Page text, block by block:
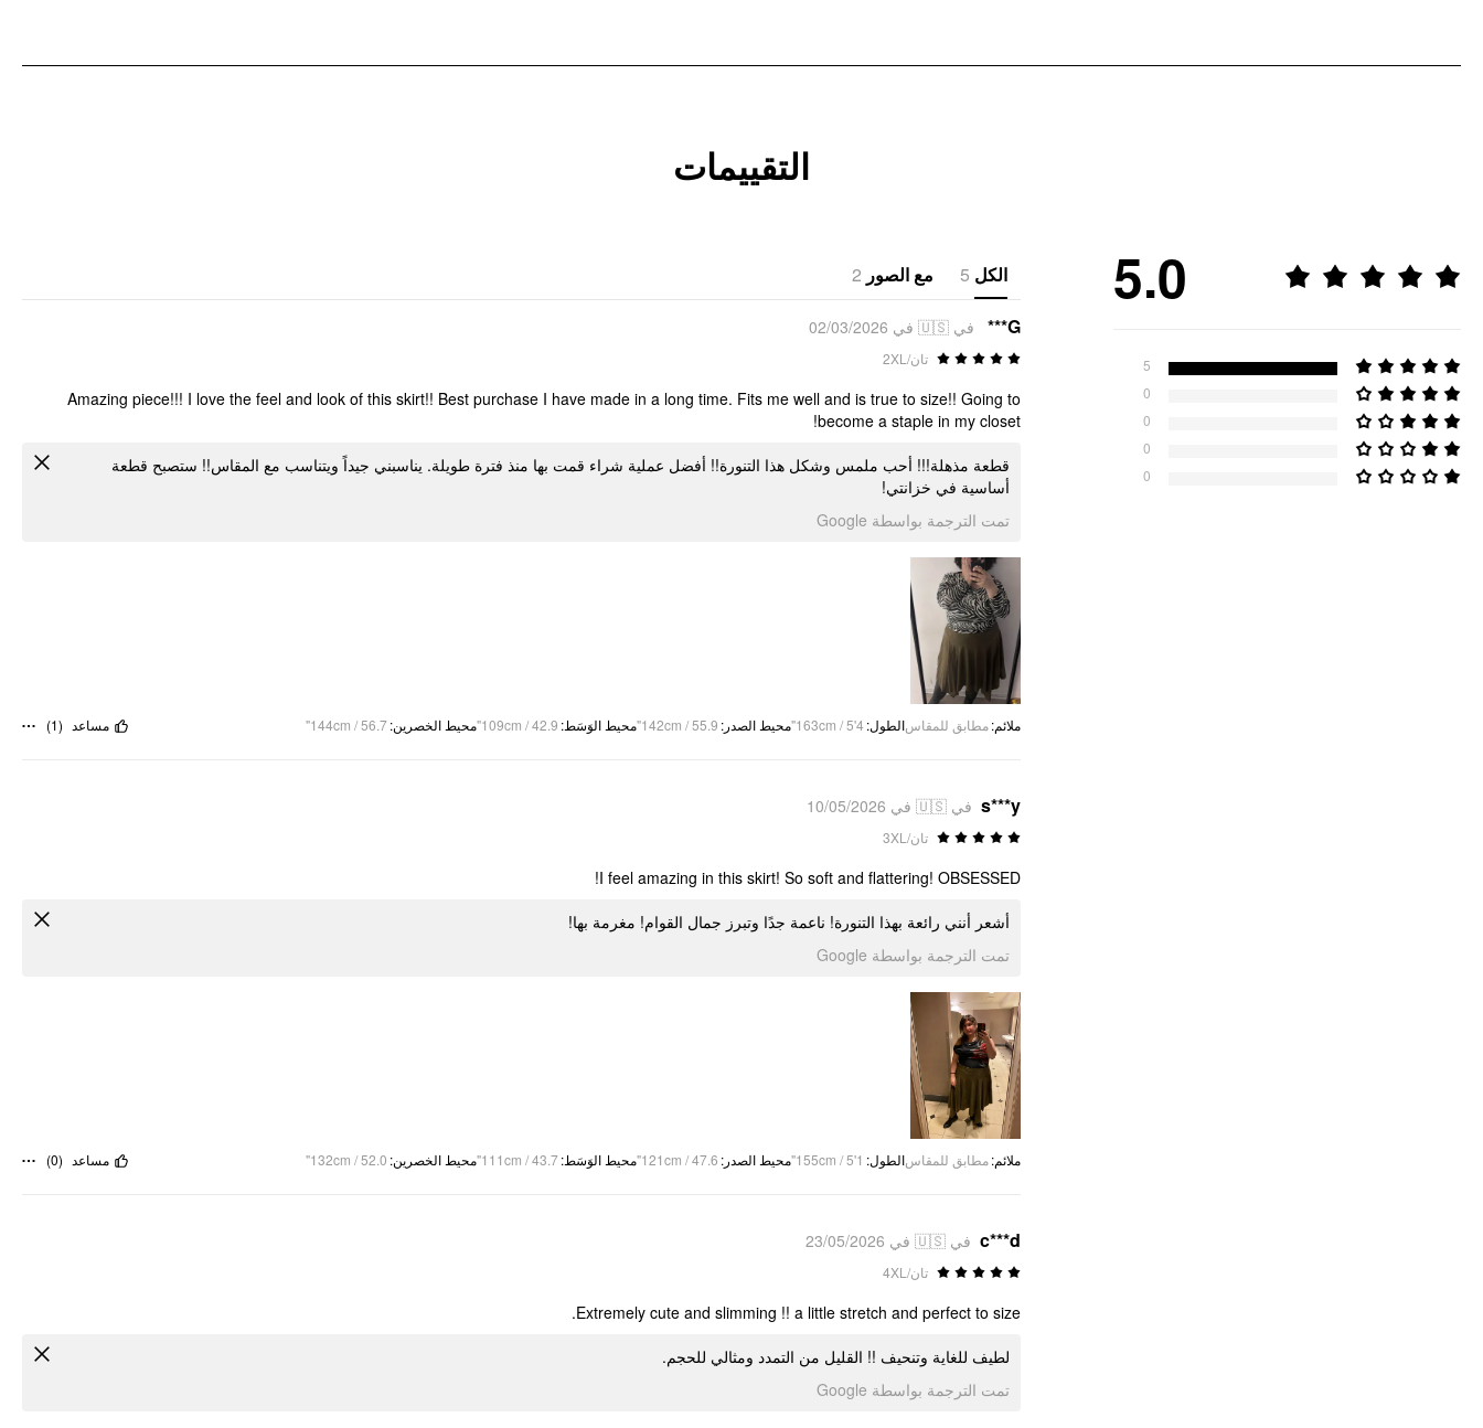
التقييمات
5.0
5
0
0
0
0
الكل 5 مع الصور 2
G*** في 🇺🇸 في 02/03/2026
تان/2XL
Amazing piece!!! I love the feel and look of this skirt!! Best purchase I have made in a long time. Fits me well and is true to size!! Going to
become a staple in my closet!
قطعة مذهلة!!! أحب ملمس وشكل هذا التنورة!! أفضل عملية شراء قمت بها منذ فترة طويلة. يناسبني جيداً ويتناسب مع المقاس!! ستصبح قطعة
أساسية في خزانتي!
تمت الترجمة بواسطة Google
ملائم:مطابق للمقاسالطول:
163cm / 5'4" محيط الصدر:
142cm / 55.9" محيط الوَسَط:
109cm / 42.9" محيط الخصرين:
144cm / 56.7" مساعد (
1
)
s***y في 🇺🇸 في 10/05/2026
تان/3XL
I feel amazing in this skirt! So soft and flattering! OBSESSED!
أشعر أنني رائعة بهذا التنورة! ناعمة جدًا وتبرز جمال القوام! مغرمة بها!
تمت الترجمة بواسطة Google
ملائم:مطابق للمقاسالطول:
155cm / 5'1" محيط الصدر:
121cm / 47.6" محيط الوَسَط:
111cm / 43.7" محيط الخصرين:
132cm / 52.0" مساعد (
0
)
c***d في 🇺🇸 في 23/05/2026
تان/4XL
Extremely cute and slimming !! a little stretch and perfect to size.
لطيف للغاية وتنحيف !! القليل من التمدد ومثالي للحجم.
تمت الترجمة بواسطة Google